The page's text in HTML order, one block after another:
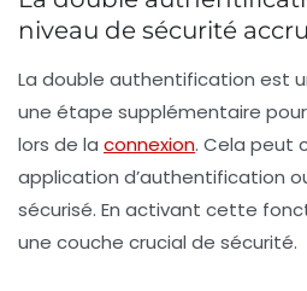
niveau de sécurité accru
La double authentification est
une étape supplémentaire
lors de la connexion. Cela peut
application d’authentification
sécurisé. En activant cette
une couche crucial de sécurité.